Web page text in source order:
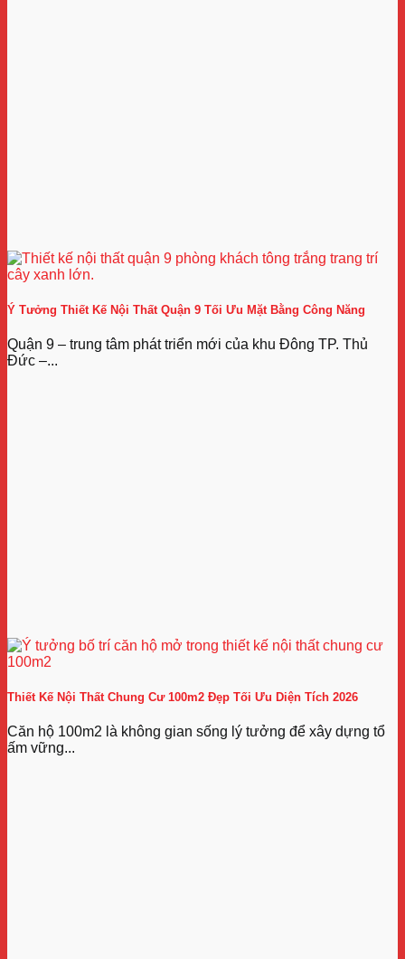
Ý Tưởng Thiết Kế Nội Thất Quận 9 Tối Ưu Mặt Bằng Công Năng
Quận 9 – trung tâm phát triển mới của khu Đông TP. Thủ
Đức –...
Thiết Kế Nội Thất Chung Cư 100m2 Đẹp Tối Ưu Diện Tích 2026
Căn hộ 100m2 là không gian sống lý tưởng để xây dựng tổ
ấm vững...